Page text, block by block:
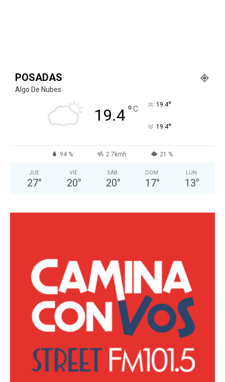
POSADAS
Algo De Nubes
19.4°C 19.4°
19.4°
94 % 2.7kmh 21 %
JUE
27°
VIE
20°
SÁB
20°
DOM
17°
LUN
13°